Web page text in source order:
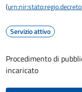
(
Servizio attivo
Procedimento di
incaricato